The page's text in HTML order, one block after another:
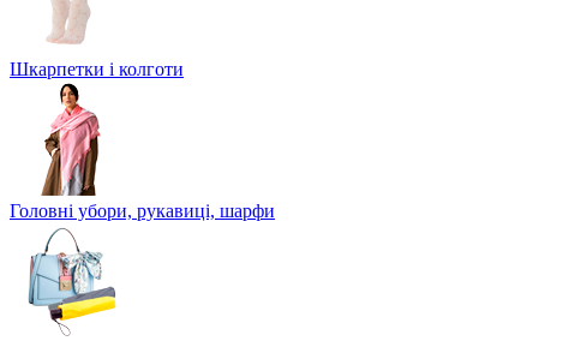
Шкарпетки і колготи
Головні убори, рукавиці, шарфи